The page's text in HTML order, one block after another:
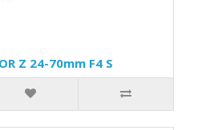
Z 24-70mm F4 S